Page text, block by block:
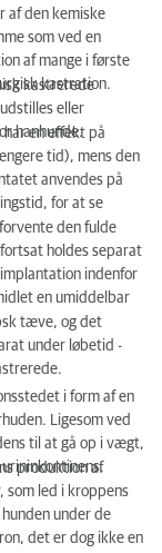
af den kemiske
som ved en
af mange i første
kastration.
kastrerede
eller
hanhunde.
en effekt på
tid), mens den
anvendes på
for at se
den fulde
holdes separat
indenfor
en umiddelbar
tæve, og det
under løbetid -
i form af en
Ligesom ved
til at gå op i vægt,
produktion af
som led i kroppens
under de
det er dog ikke en